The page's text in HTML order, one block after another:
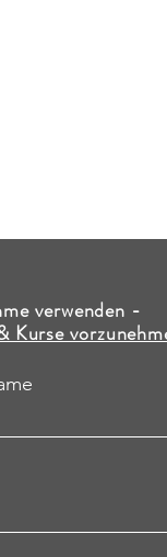
verwenden -
Kurse